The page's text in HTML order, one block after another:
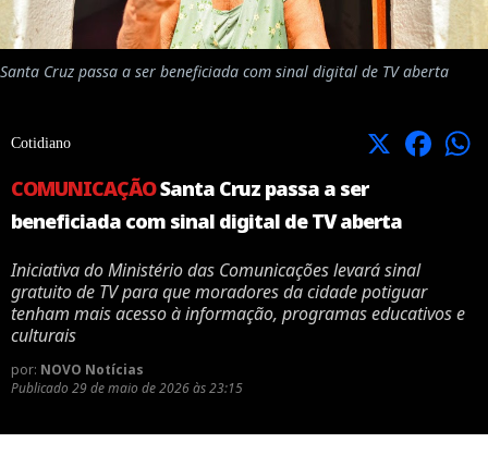
Santa Cruz passa a ser beneficiada com sinal digital de TV aberta
Cotidiano X Facebook
COMUNICAÇÃOSanta Cruz passa a ser
beneficiada com sinal digital de TV aberta
Iniciativa do Ministério das Comunicações levará sinal
gratuito de TV para que moradores da cidade potiguar
tenham mais acesso à informação, programas educativos e
culturais
por: NOVO Notícias
Publicado 29 de maio de 2026 às 23:15